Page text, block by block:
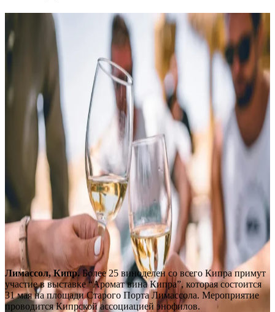
Лимассол, Кипр.Более 25 виноделен со всего Кипра примут
участие в выставке “Аромат вина Кипра”, которая состоится
31 мая на площади Старого Порта Лимассола. Мероприятие
проводится Кипрской ассоциацией энофилов.